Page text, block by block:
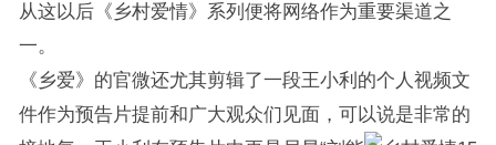
从这以后《乡村爱情》系列便将网络作为重要渠道之
一。
《乡爱》的官微还尤其剪辑了一段王小利的个人视频文
件作为预告片提前和广大观众们见面，可以说是非常的